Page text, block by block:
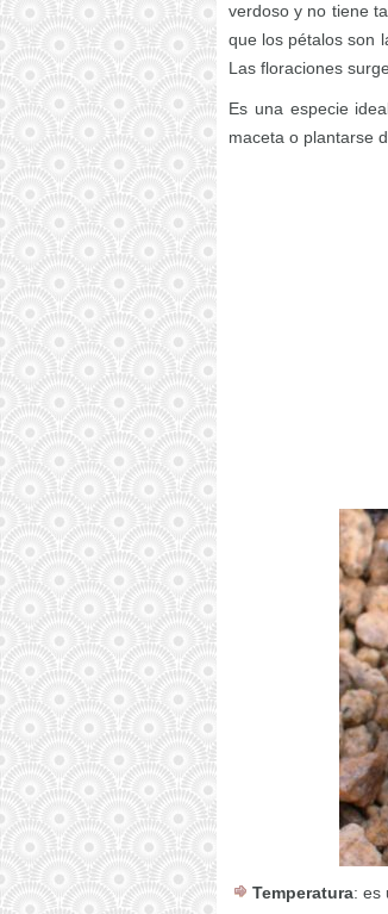
verdoso y no tiene
que los pétalos son
Las floraciones
Es una especie
maceta o plantarse
Temperatura: es